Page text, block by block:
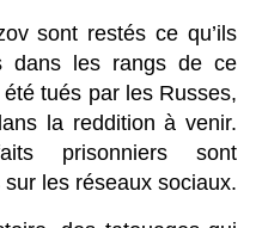
sont restés ce qu’ils
dans les rangs de ce
tués par les Russes,
la reddition à venir.
prisonniers sont
les réseaux sociaux.